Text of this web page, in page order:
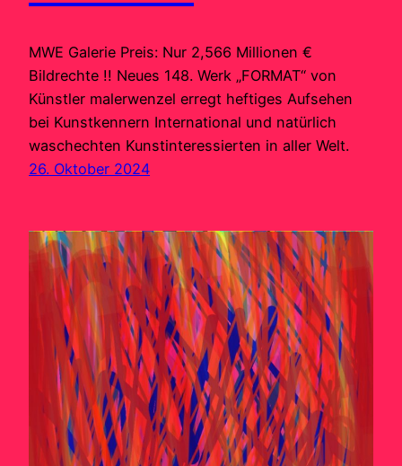
MWE Galerie Preis: Nur 2,566 Millionen €
Bildrechte !! Neues 148. Werk „FORMAT“ von
Künstler malerwenzel erregt heftiges Aufsehen
bei Kunstkennern International und natürlich
waschechten Kunstinteressierten in aller Welt.
26. Oktober 2024